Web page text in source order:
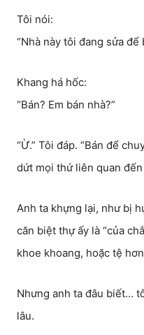
Tôi nói:
“Nhà này tôi đang sửa
Khang há hốc:
“Bán? Em bán nhà?”
“Ừ.” Tôi đáp. “Bán để
dứt mọi thứ liên quan đến
Anh ta khựng lại, như bị
căn biệt thự ấy là “của
khoe khoang, hoặc tệ
Nhưng anh ta đâu biết…
lâu.